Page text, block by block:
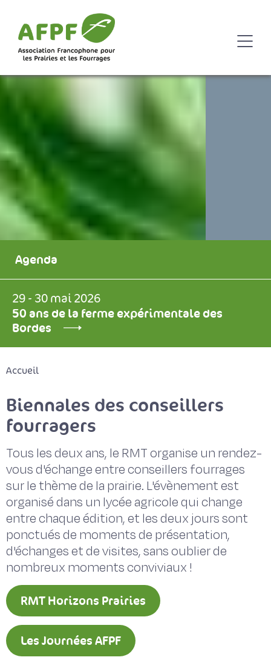
Agenda
29 - 30 mai 2026
50 ans de la ferme expérimentale des
Bordes
Accueil
Biennales des conseillers
fourragers
Tous les deux ans, le RMT organise un rendez-
vous d'échange entre conseillers fourrages
sur le thème de la prairie. L'évènement est
organisé dans un lycée agricole qui change
entre chaque édition, et les deux jours sont
ponctués de moments de présentation,
d'échanges et de visites, sans oublier de
nombreux moments conviviaux !
RMT Horizons Prairies
Les Journées AFPF